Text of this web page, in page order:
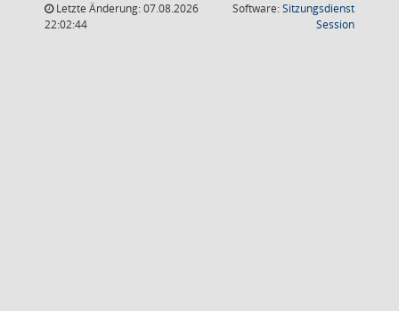
Letzte Änderung: 07.08.2026
22:02:44
Software:Sitzungsdienst
Session(Wird in